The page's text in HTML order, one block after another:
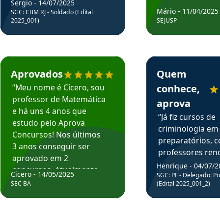
em depoimento
Sergio - 14/07/2025
SGC: CBM RJ - Soldado (Edital
2025_001)
Estudante Cicero recomenda o Aprova Concursos em depoimento
Aprovados
“Meu nome é Cícero, sou
professor de Matemática
e há uns 4 anos que
estudo pelo Aprova
Concursos! Nos últimos
3 anos conseguir ser
aprovado em 2
concursos. Atualmente,
estou atuando como
Cicero - 14/05/2025
SEC BA
Mário - 11/04/2025
SEJUSP
Estudante Henrique
Quem
conhece,
aprova
“Já fiz cursos de
criminologia em
preparatórios,
professores
fiz curso em pós
graduação.
Professor do
sem dúvida, o
Henrique - 04/07/
SGC: PF - Delegado:
(Edital 2025_001_2)